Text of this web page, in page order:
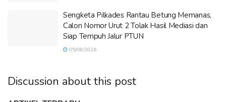
Sengketa Pilkades Rantau Betung Memanas,
Calon Nomor Urut 2 Tolak Hasil Mediasi dan
Siap Tempuh Jalur PTUN
05/08/2026
Discussion about this post